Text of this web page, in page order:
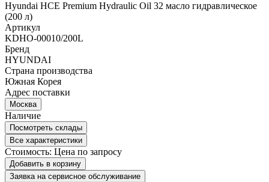
Hyundai HCE Premium Hydraulic Oil 32 масло гидравлическое
(200 л)
Артикул
KDHO-00010/200L
Бренд
HYUNDAI
Страна производства
Южная Корея
Адрес поставки
Москва
Наличие
Посмотреть склады
Все характеристики
Стоимость: Цена по запросу
Добавить в корзину
Заявка на сервисное обслуживание